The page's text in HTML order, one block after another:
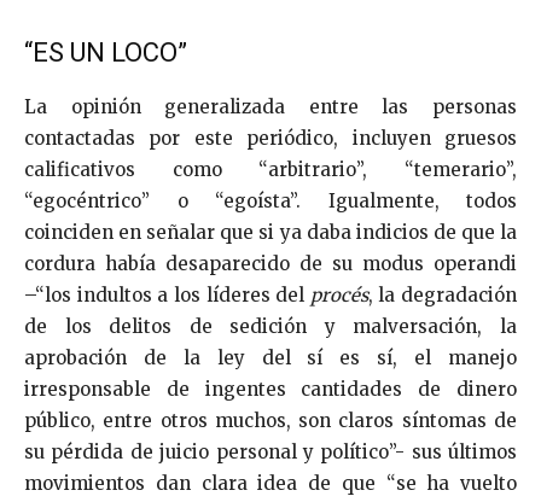
“ES UN LOCO”
La opinión generalizada entre las personas
contactadas por este periódico, incluyen gruesos
calificativos como “arbitrario”, “temerario”,
“egocéntrico” o “egoísta”. Igualmente, todos
coinciden en señalar que si ya daba indicios de que la
cordura había desaparecido de su modus operandi
–“los indultos a los líderes del procés, la degradación
de los delitos de sedición y malversación, la
aprobación de la ley del sí es sí, el manejo
irresponsable de ingentes cantidades de dinero
público, entre otros muchos, son claros síntomas de
su pérdida de juicio personal y político”- sus últimos
movimientos dan clara idea de que “se ha vuelto